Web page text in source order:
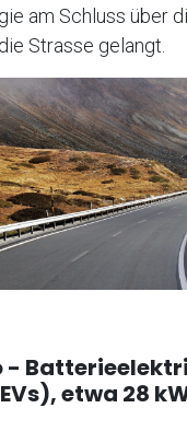
am Schluss über
Strasse gelangt.
-
etwa 28